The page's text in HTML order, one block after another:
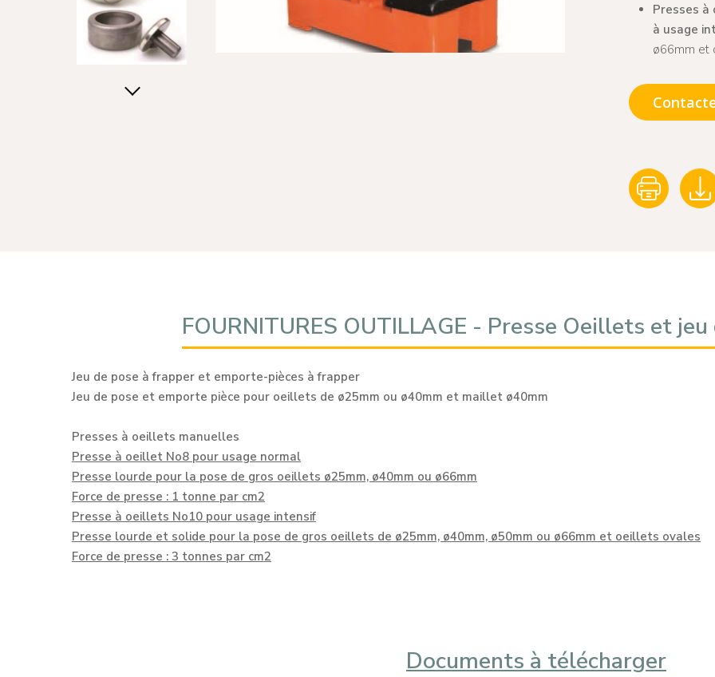
Presses à
à usage
ø66mm et
FOURNITURES OUTILLAGE - Presse Oeillets et
Jeu de pose à frapper et emporte-pièces à frapper
Jeu de pose et emporte pièce pour oeillets de ø25mm ou ø40mm et maillet ø40mm
Presses à oeillets manuelles
Presse à oeillet No8 pour usage normal
Presse lourde pour la pose de gros oeillets ø25mm, ø40mm ou ø66mm
Force de presse : 1 tonne par cm2
Presse à oeillets No10 pour usage intensif
Presse lourde et solide pour la pose de gros oeillets de ø25mm, ø40mm, ø50mm ou ø66mm et oeillets ovales
Force de presse : 3 tonnes par cm2
Documents à télécharger